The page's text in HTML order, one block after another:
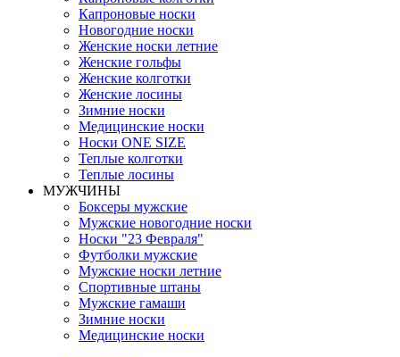
Капроновые носки
Новогодние носки
Женские носки летние
Женские гольфы
Женские колготки
Женские лосины
Зимние носки
Медицинские носки
Носки ONE SIZE
Теплые колготки
Теплые лосины
МУЖЧИНЫ
Боксеры мужские
Мужские новогодние носки
Носки "23 Февраля"
Футболки мужские
Мужские носки летние
Спортивные штаны
Мужские гамаши
Зимние носки
Медицинские носки